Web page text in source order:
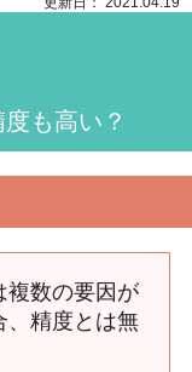
も高い？
複数の要因が
、精度とは無